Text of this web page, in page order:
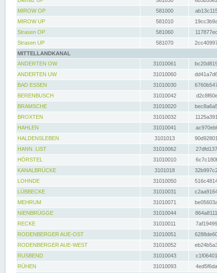
MIROW OP
581000
MIROW UP
581010
Strasen OP
581060
Strasen UP
581070
MITTELLANDKANAL
ANDERTEN OW
31010061
ANDERTEN UW
31010060
BAD ESSEN
31010030
BERENBUSCH
31010042
BRAMSCHE
31010020
BROXTEN
31010032
HAHLEN
31010041
HALDENSLEBEN
3101013
HANN. LIST
31010062
HÖRSTEL
31010010
KANALBRÜCKE
3101018
LOHNDE
31010050
LÜBBECKE
31010031
MEHRUM
31010071
NIENBRÜGGE
31010044
RECKE
31010011
RODENBERGER AUE-OST
31010051
RODENBERGER AUE-WEST
31010052
RUSBEND
31010043
RÜHEN
31010093